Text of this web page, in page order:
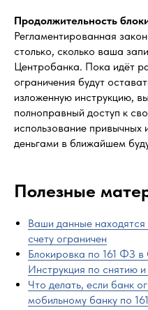
Продолжительность
Регламентированная
столько, сколько ваша
Центробанка. Пока идёт
ограничения будут
изложенную инструкцию,
полноправный доступ к
использование привычных
деньгами в ближайшем
Полезные
Ваши данные
счету ограничен
Блокировка по 161 ФЗ
Инструкция по снятию
Что делать, если банк
мобильному банку по